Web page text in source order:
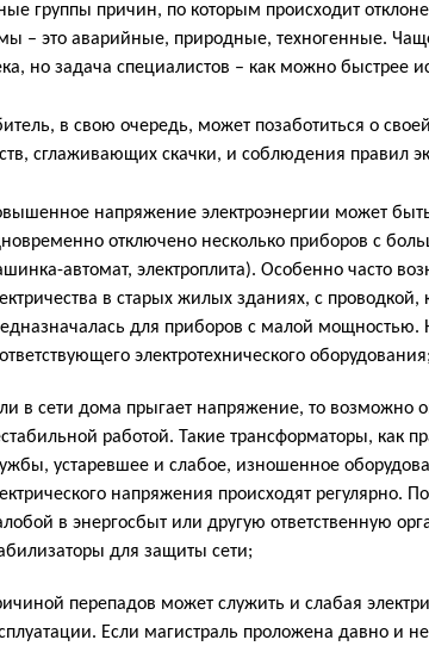
группы причин, по которым происходит
– это аварийные, природные, техногенные.
но задача специалистов – как можно быстрее
в свою очередь, может позаботиться о
сглаживающих скачки, и соблюдения правил
напряжение электроэнергии может
отключено несколько приборов с
автомат, электроплита). Особенно часто
в старых жилых зданиях, с проводкой,
для приборов с малой мощностью.
электротехнического оборудования;
в сети дома прыгает напряжение, то возможно
работой. Такие трансформаторы, как
устаревшее и слабое, изношенное
напряжения происходят регулярно.
в энергосбыт или другую ответственную
для защиты сети;
перепадов может служить и слабая
Если магистраль проложена давно и